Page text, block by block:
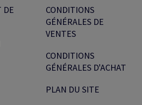
DE
CONDITIONS
GÉNÉRALES DE
VENTES
CONDITIONS
GÉNÉRALES D'ACHAT
PLAN DU SITE